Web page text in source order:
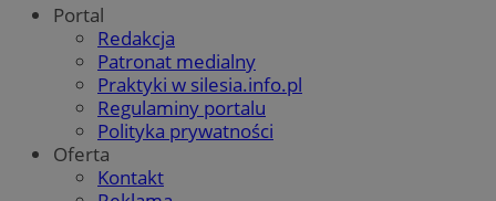
Portal
Redakcja
Patronat medialny
Praktyki w silesia.info.pl
Regulaminy portalu
Polityka prywatności
Oferta
Kontakt